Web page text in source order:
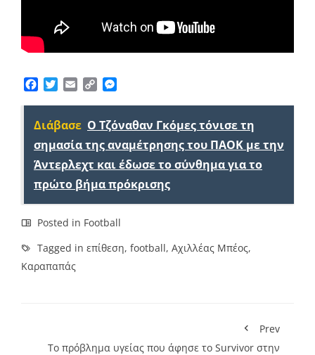
Facebook
TwitterEmailCopy
Διάβασε Ο Τζόναθαν Γκόμες τόνισε τη
σημασία της αναμέτρησης του ΠΑΟΚ με την
Άντερλεχτ και έδωσε το σύνθημα για το
πρώτο βήμα πρόκρισης
Posted in Football
Tagged in επίθεση, football, Αχιλλέας Μπέος,
Καραπαπάς
Prev
To πρόβλημα υγείας που άφησε το Survivor στην